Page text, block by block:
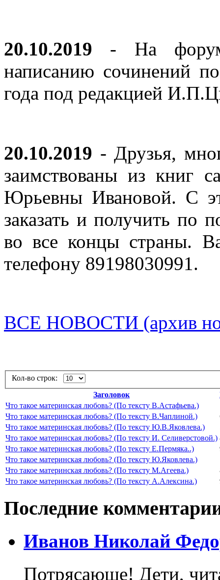
20.10.2019 - На
написанию сочинений
года под редакцией
20.10.2019 - Друзья,
заимствованы из книг
Юрьевны Ивановой. С
заказать и получить по
во все концы страны.
телефону 89198030991.
ВСЕ НОВОСТИ (архив
Кол-во строк:
Заголовок
Что такое материнская любовь? (По тексту В.Астафьева.)
Что такое материнская любовь? (По тексту В.Чаплиной.)
Что такое материнская любовь? (По тексту Ю.В.Яковлева.)
Что такое материнская любовь? (По тексту И. Селиверстовой.)
Что такое материнская любовь? (По тексту Е.Пермяка..)
Что такое материнская любовь? (По тексту Ю.Яковлева.)
Что такое материнская любовь? (По тексту М.Агеева.)
Что такое материнская любовь? (По тексту А.Алексина.)
Последние
Иванов Николай
Потрясающе! Дети,